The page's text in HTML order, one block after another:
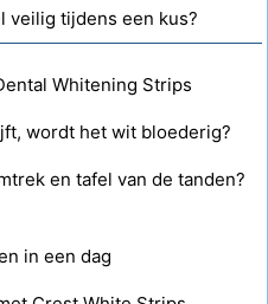
veilig tijdens een kus?
Whitening Strips
wordt het wit bloederig?
en tafel van de tanden?
in een dag